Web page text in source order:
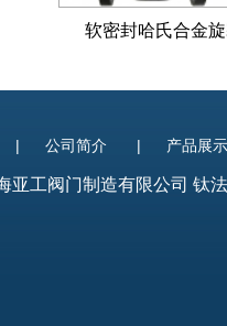
软密封哈氏合金
| 公司简介 | 产品展示
亚工阀门制造有限公司 钛